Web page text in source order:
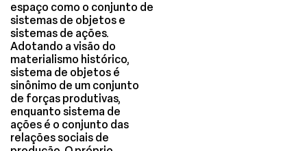
espaço como o conjunto de
sistemas de objetos e
sistemas de ações.
Adotando a visão do
materialismo histórico,
sistema de objetos é
sinônimo de um conjunto
de forças produtivas,
enquanto sistema de
ações é o conjunto das
relações sociais de